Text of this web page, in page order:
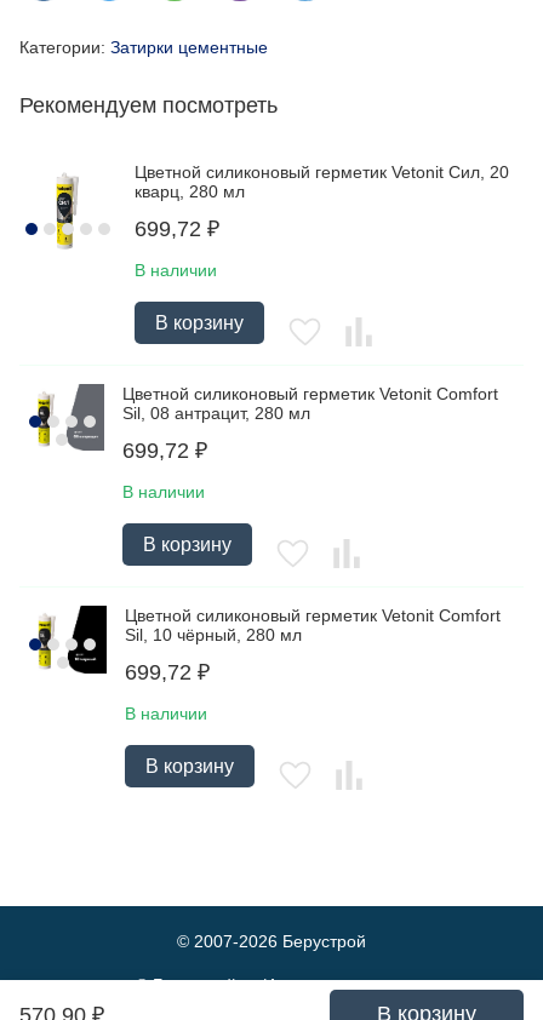
570,90 ₽ В корзину
Категории: Затирки цементные
Рекомендуем посмотреть
Цветной силиконовый герметик Vetonit Сил, 20
кварц, 280 мл
699,72 ₽
В наличии
В корзину
Цветной силиконовый герметик Vetonit Comfort
Sil, 08 антрацит, 280 мл
699,72 ₽
В наличии
В корзину
Цветной силиконовый герметик Vetonit Comfort
Sil, 10 чёрный, 280 мл
699,72 ₽
В наличии
В корзину
© 2007-2026 Берустрой
© Берустрой — Интернет-магазин
оптовой и розничной продажи